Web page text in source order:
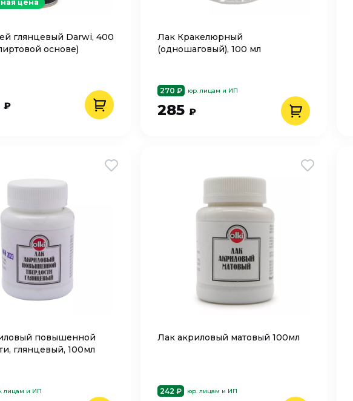
глянцевый Darwi, 400
основе)
₽
цена
Лак Кракелюрный
(одношаговый), 100 мл
270 ₽ юр. лицам и ИП
285 ₽
повышенной
глянцевый, 100мл
лицам и ИП
Лак акриловый матовый 100мл
242 ₽ юр. лицам и ИП